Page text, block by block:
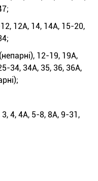
12А, 14, 14А, 15-20,
12-19, 19А,
34, 34А, 35, 36, 36А,
4, 4А, 5-8, 8А, 9-31,